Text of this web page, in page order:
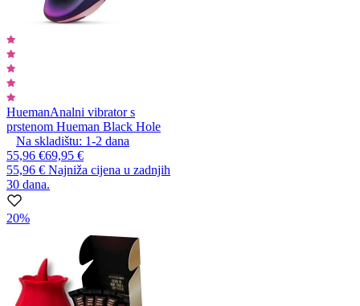
HuemanAnalni vibrator s
prstenom Hueman Black Hole
Na skladištu: 1-2 dana
55,96 €69,95 €
55,96 € Najniža cijena u zadnjih
30 dana.
20%